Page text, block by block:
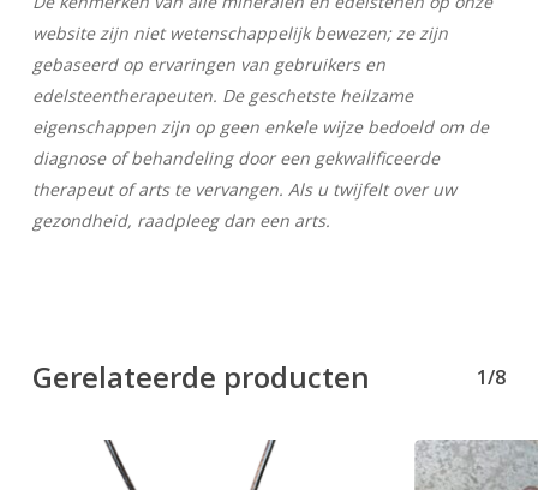
Geen producten in uw winkelwagen.
Go To Shop
website zijn niet wetenschappelijk bewezen; ze zijn
gebaseerd op ervaringen van gebruikers en
edelsteentherapeuten. De geschetste heilzame
eigenschappen zijn op geen enkele wijze bedoeld om de
diagnose of behandeling door een gekwalificeerde
therapeut of arts te vervangen. Als u twijfelt over uw
gezondheid, raadpleeg dan een arts.
Gerelateerde producten 1/8